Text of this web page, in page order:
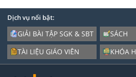
Dịch vụ nổi bật:
GIẢI BÀI TẬP SGK & SBT
TÀI LIỆU GIÁO VIÊN
SÁCH
KHÓA